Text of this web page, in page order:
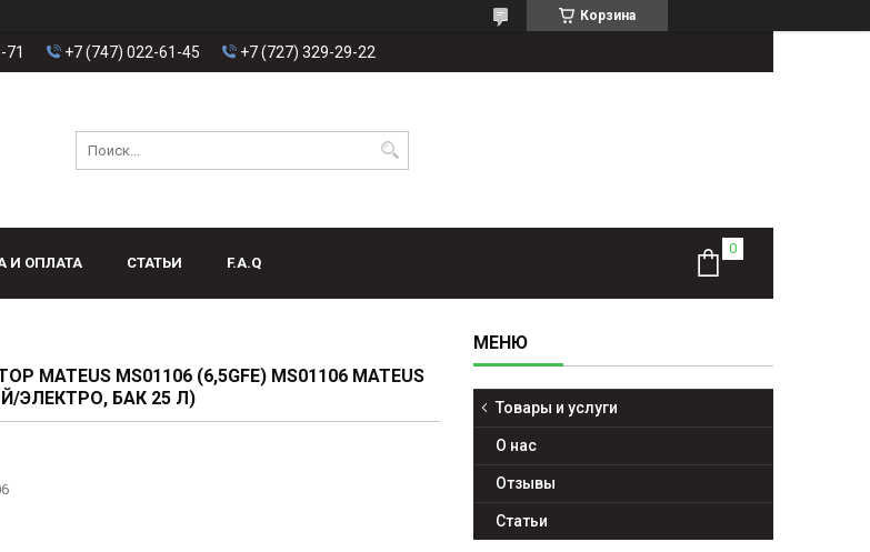
Корзина
71 +7 (747) 022-61-45 +7 (727) 329-29-22
И ОПЛАТА СТАТЬИ F.A.Q
MATEUS MS01106 (6,5GFE) MS01106 MATEUS
ЭЛЕКТРО, БАК 25 Л)
Товары и услуги
О нас
Отзывы
Статьи